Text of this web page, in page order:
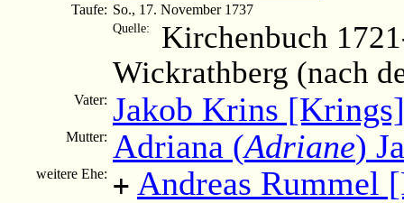
Taufe: So., 17. November 1737
Quelle:
Kirchenbuch
Wickrathberg (nach
Vater: Jakob Krins [Krings]
Mutter: Adriana (Adriane)
weitere Ehe: + Andreas Rummel